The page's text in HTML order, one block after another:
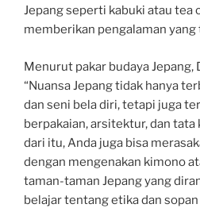
Jepang seperti kabuki atau tea
memberikan pengalaman yang
Menurut pakar budaya Jepang,
“Nuansa Jepang tidak hanya
dan seni bela diri, tetapi juga
berpakaian, arsitektur, dan tata
dari itu, Anda juga bisa
dengan mengenakan kimono
taman-taman Jepang yang
belajar tentang etika dan